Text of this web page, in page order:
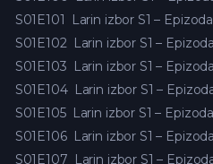
S01E101
Larin izbor S1 –
S01E102 Larin izbor S1 –
S01E103 Larin izbor S1 –
S01E104 Larin izbor S1 –
S01E105 Larin izbor S1 –
S01E106 Larin izbor S1 –
S01E107 Larin izbor S1 –